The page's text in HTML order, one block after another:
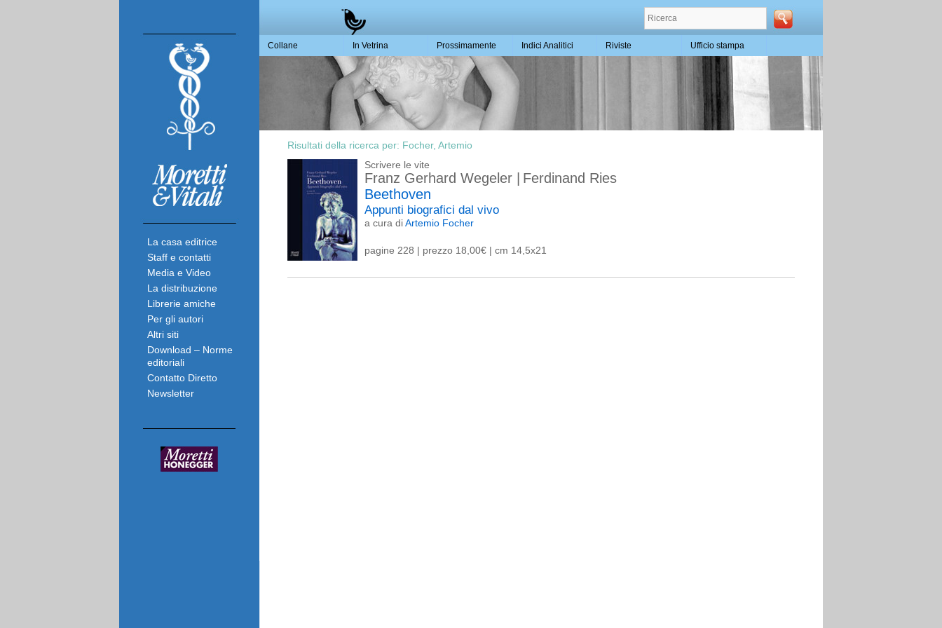
La casa editrice
Staff e contatti
Media e Video
La distribuzione
Librerie amiche
Per gli autori
Altri siti
Download – Norme
editoriali
Contatto Diretto
Newsletter
Collane In Vetrina Prossimamente Indici Analitici Riviste Ufficio stampa
Risultati della ricerca per: Focher, Artemio
Scrivere le vite
Franz Gerhard Wegeler
Ferdinand Ries
Beethoven
Appunti biografici dal vivo
a cura diArtemio Focher
pagine 228 | prezzo 18,00€ | cm 14,5x21